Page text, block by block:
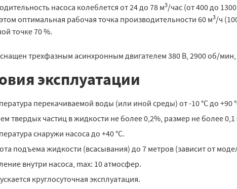
насоса колеблется от 24 до 78 м3/час (от 400 до
оптимальная рабочая точка производительности 60 м3/ч
точке 70 %.
трехфазным асинхронным двигателем 380 В, 2900 об/
эксплуатации
перекачиваемой воды (или иной среды) от -10 °C до +90
твердых частиц в жидкости не более 0,2%, размер не более
снаружи насоса до +40 °C.
подъема жидкости (всасывания) до 7 метров (зависит от
внутри насоса, max: 10 атмосфер.
круглосуточная эксплуатация.